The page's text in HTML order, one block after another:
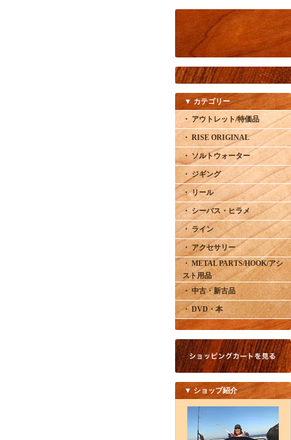
▼ カテゴリー
・ アウトレット/特価品
・ RISE ORIGINAL
・ ソルトウォーター
・ ジギング
・ リール
・ シーバス・ヒラメ
・ ライン
・ アクセサリー
・ METAL PARTS/HOOK/アシ
スト用品
・ 中古・新古品
・ DVD・本
▼ ショップ紹介